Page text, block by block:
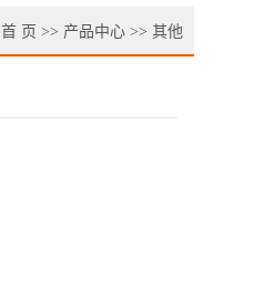
首 页 >> 产品中心 >> 其他